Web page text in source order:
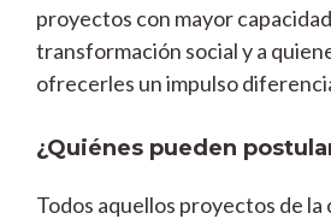
proyectos con mayor
transformación social y a
ofrecerles un impulso
¿Quiénes pueden
Todos aquellos proyectos de la